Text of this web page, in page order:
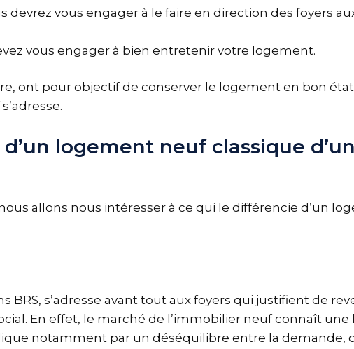
vous engager à le faire en direction des foyers
vous engager à bien entretenir votre logement.
ont pour objectif de conserver le logement en bon état
logement neuf classique
allons nous intéresser à ce qui le différencie d’un
BRS, s’adresse avant tout aux foyers qui justifient de
En effet, le marché de l’immobilier neuf connaît une
notamment par un déséquilibre entre la demande,